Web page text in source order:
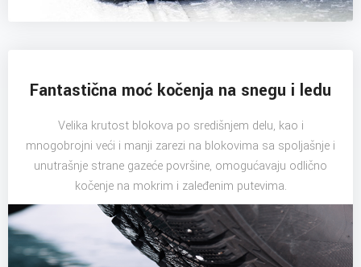
Fantastična moć kočenja na snegu i ledu
Velika krutost blokova po središnjem delu, kao i
mnogobrojni veći i manji zarezi na blokovima sa spoljašnje i
unutrašnje strane gazeće površine, omogućavaju odlično
kočenje na mokrim i zaleđenim putevima.